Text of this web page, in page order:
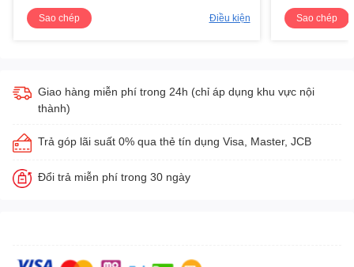
Sao chép Điều kiện Sao chép
Giao hàng miễn phí trong 24h (chỉ áp dụng khu vực nội
thành)
Trả góp lãi suất 0% qua thẻ tín dụng Visa, Master, JCB
Đổi trả miễn phí trong 30 ngày